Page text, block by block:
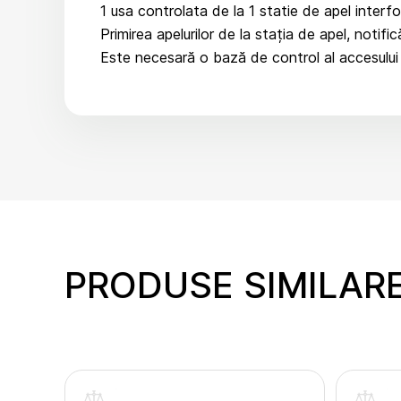
1 usa controlata de la 1 statie de apel
Primirea apelurilor de la stația de apel,
Este necesară o bază de control al accesului
PRODUSE